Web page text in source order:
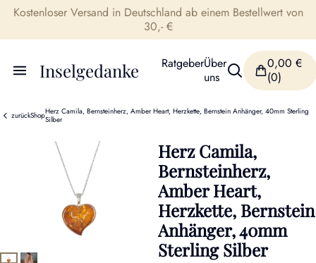
Kostenloser Versand in Deutschland ab einem Bestellwert von
30,- €
Inselgedanke RatgeberÜber
uns
0,00 €
(0)
zurückShopHerz Camila, Bernsteinherz, Amber Heart, Herzkette, Bernstein Anhänger, 40mm Sterling
Silber
Herz Camila,
Bernsteinherz,
Amber Heart,
Herzkette, Bernstein
Anhänger, 40mm
Sterling Silber